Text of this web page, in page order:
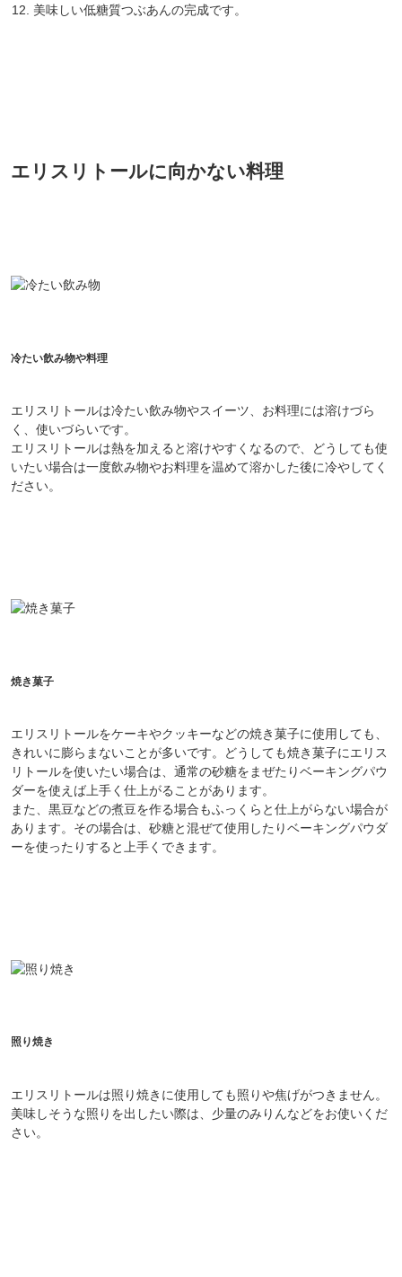
美味しい低糖質つぶあんの完成です。
エリスリトールに向かない料理
冷たい飲み物や料理
エリスリトールは冷たい飲み物やスイーツ、お料理には溶けづら
く、使いづらいです。
エリスリトールは熱を加えると溶けやすくなるので、どうしても使
いたい場合は一度飲み物やお料理を温めて溶かした後に冷やしてく
ださい。
焼き菓子
エリスリトールをケーキやクッキーなどの焼き菓子に使用しても、
きれいに膨らまないことが多いです。どうしても焼き菓子にエリス
リトールを使いたい場合は、通常の砂糖をまぜたりベーキングパウ
ダーを使えば上手く仕上がることがあります。
また、黒豆などの煮豆を作る場合もふっくらと仕上がらない場合が
あります。その場合は、砂糖と混ぜて使用したりベーキングパウダ
ーを使ったりすると上手くできます。
照り焼き
エリスリトールは照り焼きに使用しても照りや焦げがつきません。
美味しそうな照りを出したい際は、少量のみりんなどをお使いくだ
さい。